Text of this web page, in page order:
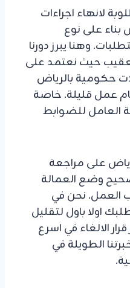
لانهاء اجراءات
بناء على نوع
وهنا يبرز دورنا
حيث نعتمد على
حكومية بالرياض
عمل قليلة. خاصة
العامل للضوابط
على مراجعة
وضع العمالة
العمل. نحن في
اولا باول لتقليل
الالغاء في اسرع
الطويلة في